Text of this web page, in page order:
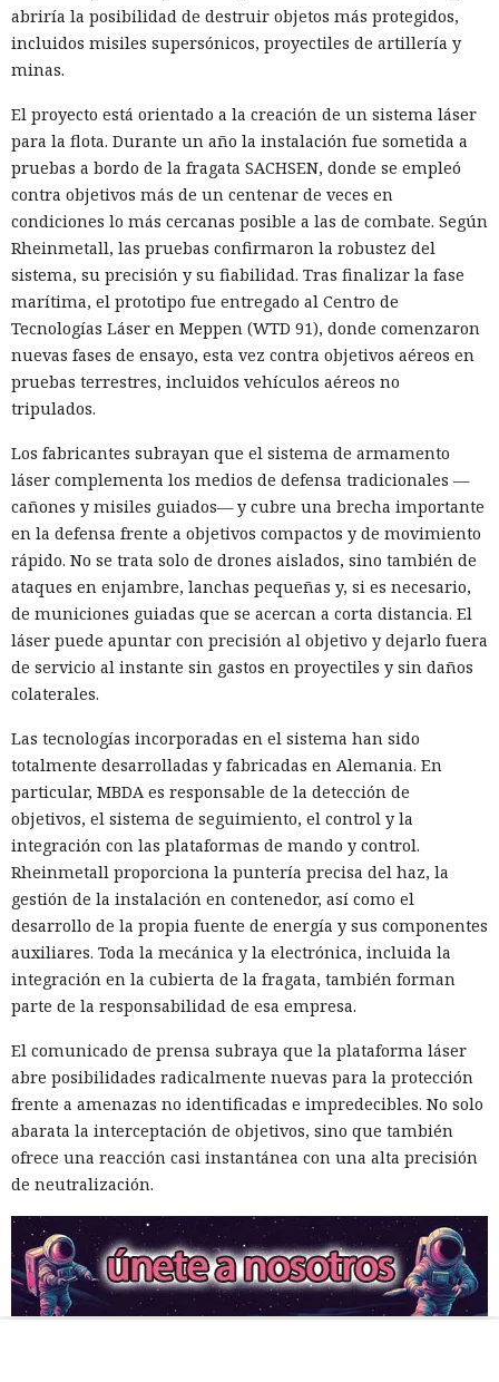
abriría la posibilidad de destruir objetos más protegidos,
incluidos misiles supersónicos, proyectiles de artillería y
minas.
El proyecto está orientado a la creación de un sistema láser
para la flota. Durante un año la instalación fue sometida a
pruebas a bordo de la fragata SACHSEN, donde se empleó
contra objetivos más de un centenar de veces en
condiciones lo más cercanas posible a las de combate. Según
Rheinmetall, las pruebas confirmaron la robustez del
sistema, su precisión y su fiabilidad. Tras finalizar la fase
marítima, el prototipo fue entregado al Centro de
Tecnologías Láser en Meppen (WTD 91), donde comenzaron
nuevas fases de ensayo, esta vez contra objetivos aéreos en
pruebas terrestres, incluidos vehículos aéreos no
tripulados.
Los fabricantes subrayan que el sistema de armamento
láser complementa los medios de defensa tradicionales —
cañones y misiles guiados— y cubre una brecha importante
en la defensa frente a objetivos compactos y de movimiento
rápido. No se trata solo de drones aislados, sino también de
ataques en enjambre, lanchas pequeñas y, si es necesario,
de municiones guiadas que se acercan a corta distancia. El
láser puede apuntar con precisión al objetivo y dejarlo fuera
de servicio al instante sin gastos en proyectiles y sin daños
colaterales.
Las tecnologías incorporadas en el sistema han sido
totalmente desarrolladas y fabricadas en Alemania. En
particular, MBDA es responsable de la detección de
objetivos, el sistema de seguimiento, el control y la
integración con las plataformas de mando y control.
Rheinmetall proporciona la puntería precisa del haz, la
gestión de la instalación en contenedor, así como el
desarrollo de la propia fuente de energía y sus componentes
auxiliares. Toda la mecánica y la electrónica, incluida la
integración en la cubierta de la fragata, también forman
parte de la responsabilidad de esa empresa.
El comunicado de prensa subraya que la plataforma láser
abre posibilidades radicalmente nuevas para la protección
frente a amenazas no identificadas e impredecibles. No solo
abarata la interceptación de objetivos, sino que también
ofrece una reacción casi instantánea con una alta precisión
de neutralización.